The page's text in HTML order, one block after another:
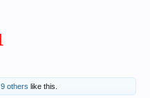
9 others like this.